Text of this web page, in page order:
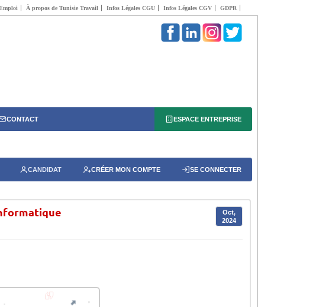
À propos de Tunisie Travail Infos Légales CGU Infos Légales CGV GDPR
CONTACT ESPACE ENTREPRISE
CANDIDAT CRÉER MON COMPTE SE CONNECTER
Oct,
2024